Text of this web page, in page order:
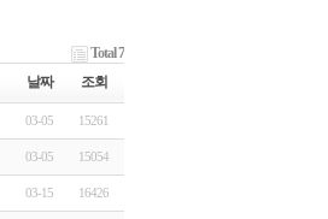
Total 7
날짜 조회
03-05 15261
03-05 15054
03-15 16426